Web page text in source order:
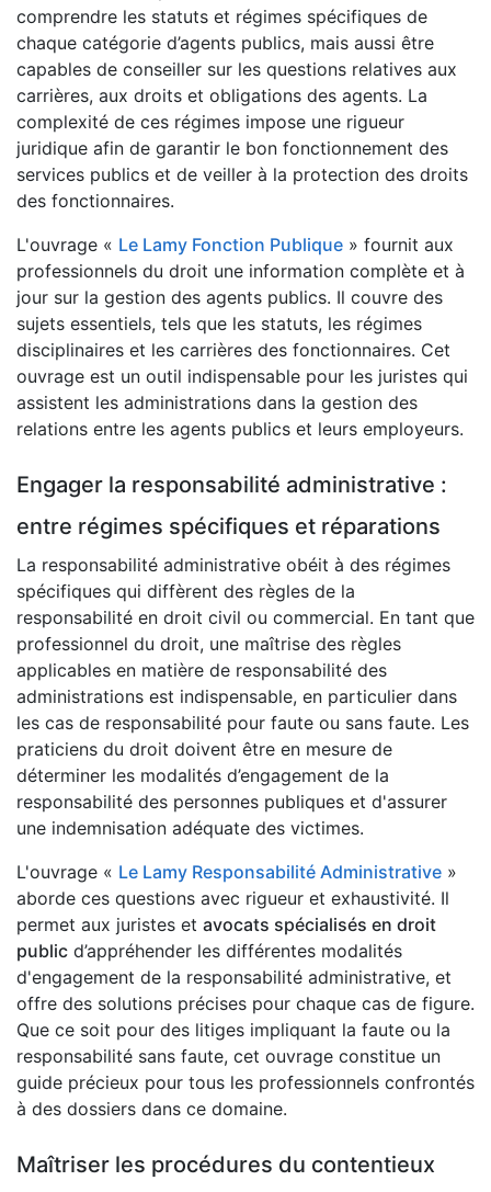
comprendre les statuts et régimes spécifiques de
chaque catégorie d’agents publics, mais aussi être
capables de conseiller sur les questions relatives aux
carrières, aux droits et obligations des agents. La
complexité de ces régimes impose une rigueur
juridique afin de garantir le bon fonctionnement des
services publics et de veiller à la protection des droits
des fonctionnaires.
L'ouvrage « Le Lamy Fonction Publique » fournit aux
professionnels du droit une information complète et à
jour sur la gestion des agents publics. Il couvre des
sujets essentiels, tels que les statuts, les régimes
disciplinaires et les carrières des fonctionnaires. Cet
ouvrage est un outil indispensable pour les juristes qui
assistent les administrations dans la gestion des
relations entre les agents publics et leurs employeurs.
Engager la responsabilité administrative :
entre régimes spécifiques et réparations
La responsabilité administrative obéit à des régimes
spécifiques qui diffèrent des règles de la
responsabilité en droit civil ou commercial. En tant que
professionnel du droit, une maîtrise des règles
applicables en matière de responsabilité des
administrations est indispensable, en particulier dans
les cas de responsabilité pour faute ou sans faute. Les
praticiens du droit doivent être en mesure de
déterminer les modalités d’engagement de la
responsabilité des personnes publiques et d'assurer
une indemnisation adéquate des victimes.
L'ouvrage « Le Lamy Responsabilité Administrative »
aborde ces questions avec rigueur et exhaustivité. Il
permet aux juristes et avocats spécialisés en droit
public d’appréhender les différentes modalités
d'engagement de la responsabilité administrative, et
offre des solutions précises pour chaque cas de figure.
Que ce soit pour des litiges impliquant la faute ou la
responsabilité sans faute, cet ouvrage constitue un
guide précieux pour tous les professionnels confrontés
à des dossiers dans ce domaine.
Maîtriser les procédures du contentieux